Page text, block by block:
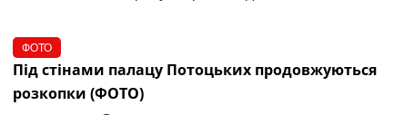
ФОТО
Під стінами палацу Потоцьких продовжуються
розкопки (ФОТО)